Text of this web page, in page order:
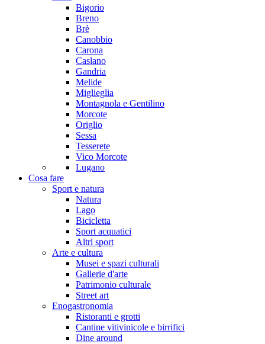
Bigorio
Breno
Brè
Canobbio
Carona
Caslano
Gandria
Melide
Miglieglia
Montagnola e Gentilino
Morcote
Origlio
Sessa
Tesserete
Vico Morcote
Lugano
Cosa fare
Sport e natura
Natura
Lago
Bicicletta
Sport acquatici
Altri sport
Arte e cultura
Musei e spazi culturali
Gallerie d'arte
Patrimonio culturale
Street art
Enogastronomia
Ristoranti e grotti
Cantine vitivinicole e birrifici
Dine around